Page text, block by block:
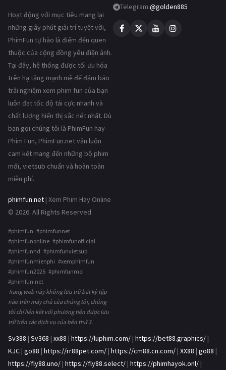
Hoạt động với mục tiêu mang lại
những giây phút giải trí tuyệt vời,
PhimFun tự hào là điểm đến quen
thuộc của cộng đồng yêu điện ảnh.
Tại đây, hệ thống được tối ưu hóa
trên hạ tầng mạnh mẽ để đảm bảo
trải nghiệm xem phim fun của bạn
luôn đạt tốc độ tải cực nhanh và
chất lượng hiển thị sắc nét nhất. Dù
bạn gọi chúng tôi là PhimFun hay
Phim Fun, PhimFun.net vẫn luôn
cam kết mang đến những bộ phim
mới, vietsub chuẩn và hoàn toàn
miễn phí.
phimfun.net | Xem Phim Hay Online
© 2026. All Rights Reserved
#phimfun #phimfunnet
#phimfunonline #phimfunofficial
#phimfunhd #phimfunvietsub
#phimfunmienphi #xemphimfun
#phimfun2026 #phimfunmoi
#phimfun.net
Trang web này không lưu trữ bất kỳ tệp
nào trên máy chủ của chúng tôi, chúng
tôi chỉ liên kết với phương tiện được lưu
trữ trên các dịch vụ của bên thứ 3.
Telegram:@golden885
Sv388 | Sv368 | xx88 | https://luphim.com/ | https://bet88.graphics/ |
KJC | go88 | https://rr88pet.com/ | https://cm88.cn.com/ | XX88 | go88 |
https://fly88.uno/ | https://fly88.select/ | https://phimhayok.onl/ |